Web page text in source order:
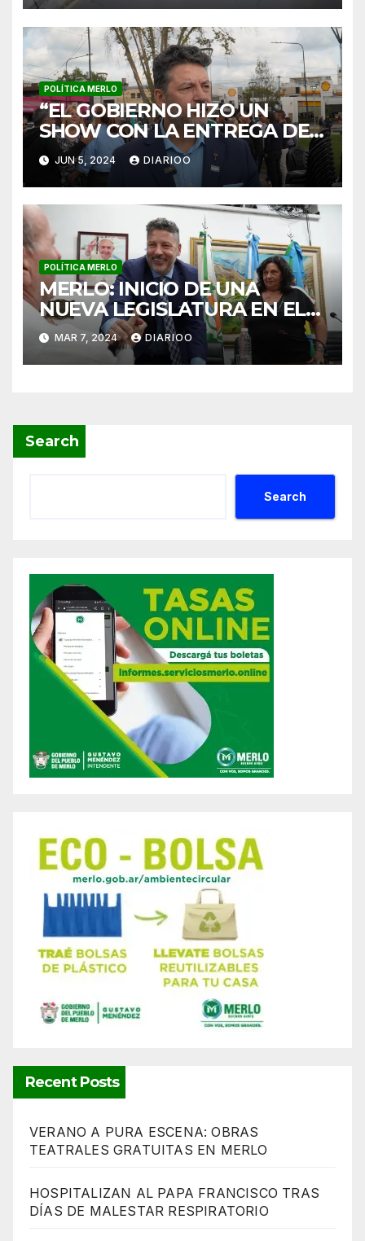
POLÍTICA MERLO
“EL GOBIERNO HIZO UN
SHOW CON LA ENTREGA DE
ALIMENTOS” DICHO POR
MENÉNDEZ
JUN 5, 2024 DIARIOO
POLÍTICA MERLO
MERLO: INICIO DE UNA
NUEVA LEGISLATURA EN EL
CONCEJO DELIBERANTE
MAR 7, 2024 DIARIOO
Search
Search
Recent Posts
VERANO A PURA ESCENA: OBRAS
TEATRALES GRATUITAS EN MERLO
HOSPITALIZAN AL PAPA FRANCISCO TRAS
DÍAS DE MALESTAR RESPIRATORIO